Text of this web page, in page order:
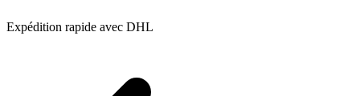
Expédition rapide avec DHL